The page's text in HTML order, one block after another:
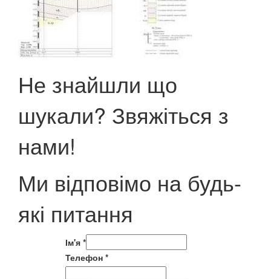
Не знайшли що
шукали? Звяжіться з
нами!
Ми відповімо на будь-
які питання
Ім'я *
Телефон *